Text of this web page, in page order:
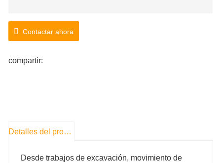
Contactar ahora
compartir:
Detalles del producto
Desde trabajos de excavación, movimiento de